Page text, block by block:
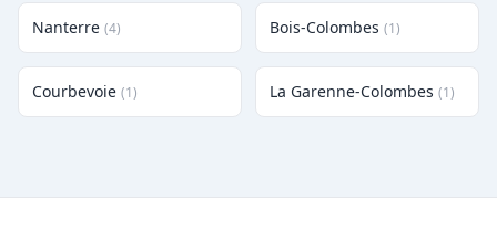
Nanterre (4) Bois-Colombes (1)
Courbevoie (1) La Garenne-Colombes (1)